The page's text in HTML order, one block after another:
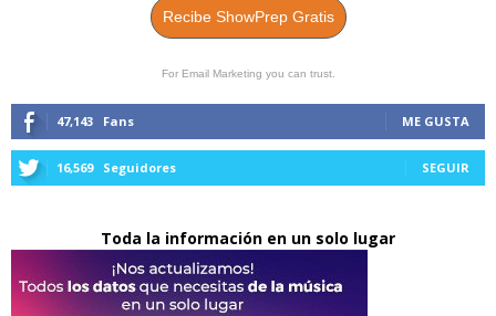
Recibe ShowPrep Gratis
For Email Marketing you can trust.
47,143 Fans ME GUSTA
16,569 Seguidores SEGUIR
Toda la información en un solo lugar